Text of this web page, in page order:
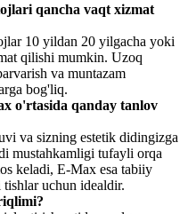
qancha vaqt xizmat
10 yildan 20 yilgacha yoki
qilishi mumkin. Uzoq
va muntazam
bog'liq.
o'rtasida qanday tanlov
va sizning estetik didingizga
mustahkamligi tufayli orqa
keladi, E-Max esa tabiiy
uchun idealdir.